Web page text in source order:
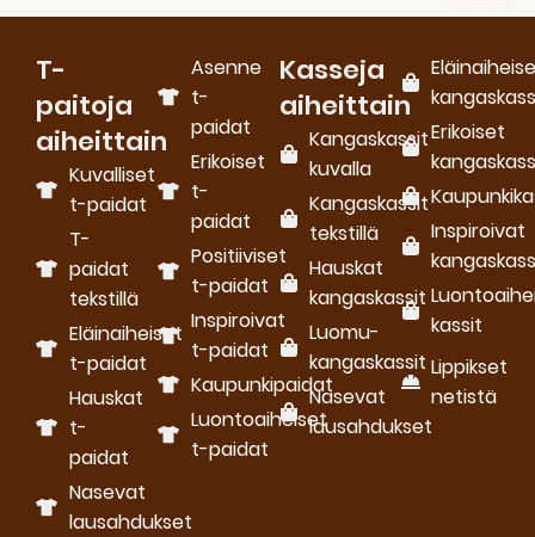
T-
paitoja
aiheittain
Kuvalliset
t-paidat
T-
paidat
tekstillä
Eläinaiheiset
t-paidat
Hauskat
t-
paidat
Nasevat
lausahdukset
Asenne
t-
paidat
Erikoiset
t-
paidat
Positiiviset
t-paidat
Inspiroivat
t-paidat
Kaupunkipaidat
Luontoaiheiset
t-paidat
Kasseja
aiheittain
Kangaskassit
kuvalla
Kangaskassit
tekstillä
Hauskat
kangaskassit
Luomu­
kangaskassit
Nasevat
lausahdukset
Erikoiset
Inspiroivat
kassit
Lippikset
netistä